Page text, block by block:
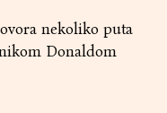
nekoliko puta
Donaldom